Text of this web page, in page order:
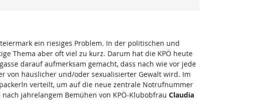
ein riesiges Problem. In der politischen und
Thema aber oft viel zu kurz. Darum hat die KPÖ heute
darauf aufmerksam gemacht, dass nach wie vor jede
von häuslicher und/oder sexualisierter Gewalt wird. Im
verteilt, um auf die neue zentrale Notrufnummer
jahrelangem Bemühen von KPÖ-Klubobfrau Claudia